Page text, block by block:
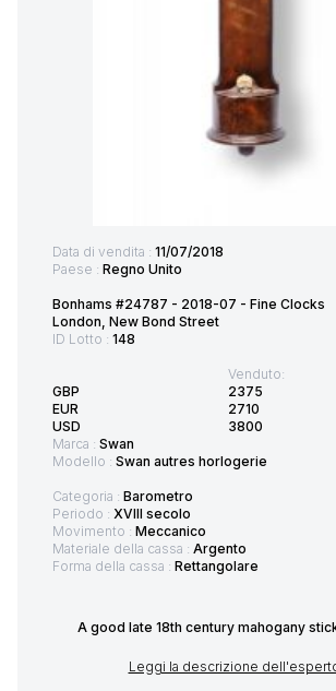
Data di vendita : 11/07/2018
Paese : Regno Unito
Bonhams #24787 - 2018-07 - Fine Clocks
London, New Bond Street
ID Lotto : 148
GBP
EUR
USD
Venduto:
2375
2710
3800
Marca : Swan
Modello : Swan autres horlogerie
Categoria : Barometro
Periodo : XVIII secolo
Movimento : Meccanico
Materiale della cassa : Argento
Forma della cassa : Rettangolare
A good late 18th century mahogany
Leggi la descrizione